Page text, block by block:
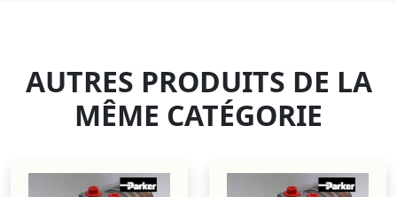
AUTRES PRODUITS DE LA
MÊME CATÉGORIE